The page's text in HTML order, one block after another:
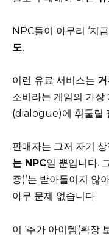
NPC들이 아무리 ‘지
도,
이런 유료 서비스는
소비라는 게임의 가장
(dialogue)에 휘둘릴
판매자는 그저 자기 상
는 NPC일 뿐입니다.
증)’는 받아들이지 않
아무 문제 없습니다.
이 ‘추가 아이템(확장